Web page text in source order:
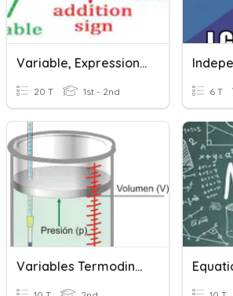
Variable, Expressions, And Equations
20 T 1st - 2nd 6 T
Variables Termodinamicas